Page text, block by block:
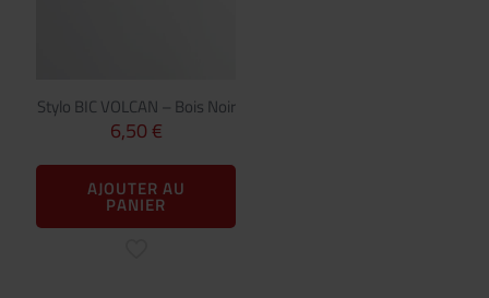
Stylo BIC VOLCAN – Bois Noir
6,50€
AJOUTER AU
PANIER